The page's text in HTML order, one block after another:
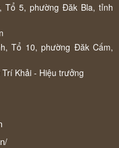
Tổ 5, phường Đăk Bla, tỉnh
Tổ 10, phường Đăk Cấm,
Khải - Hiệu trưởng